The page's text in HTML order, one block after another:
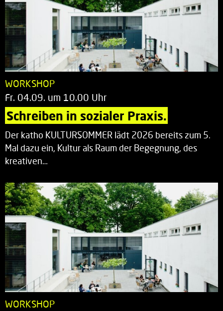
WORKSHOP
Fr. 04.09. um 10.00 Uhr
Schreiben in sozialer Praxis.
Der katho KULTURSOMMER lädt 2026 bereits zum 5.
Mal dazu ein, Kultur als Raum der Begegnung, des
kreativen…
WORKSHOP